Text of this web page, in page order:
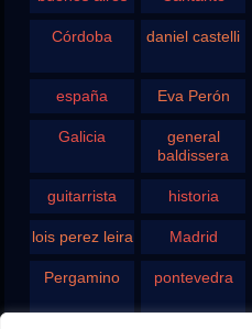
Córdoba daniel castelli
españa Eva Perón
Galicia
general
baldissera
guitarrista historia
lois perez leira Madrid
Pergamino pontevedra